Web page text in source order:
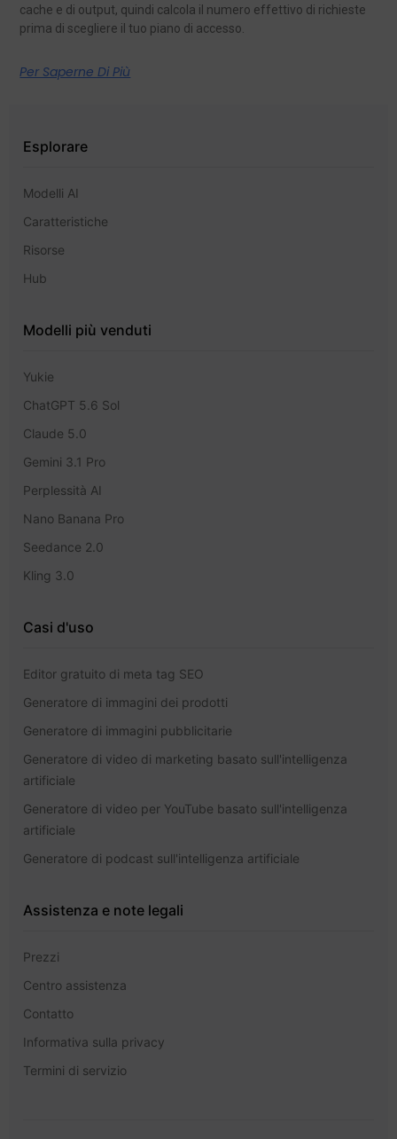
cache e di output, quindi calcola il numero effettivo di richieste
prima di scegliere il tuo piano di accesso.
Per Saperne Di Più
Esplorare
Modelli AI
Caratteristiche
Risorse
Hub
Modelli più venduti
Yukie
ChatGPT 5.6 Sol
Claude 5.0
Gemini 3.1 Pro
Perplessità AI
Nano Banana Pro
Seedance 2.0
Kling 3.0
Casi d'uso
Editor gratuito di meta tag SEO
Generatore di immagini dei prodotti
Generatore di immagini pubblicitarie
Generatore di video di marketing basato sull'intelligenza
artificiale
Generatore di video per YouTube basato sull'intelligenza
artificiale
Generatore di podcast sull'intelligenza artificiale
Assistenza e note legali
Prezzi
Centro assistenza
Contatto
Informativa sulla privacy
Termini di servizio